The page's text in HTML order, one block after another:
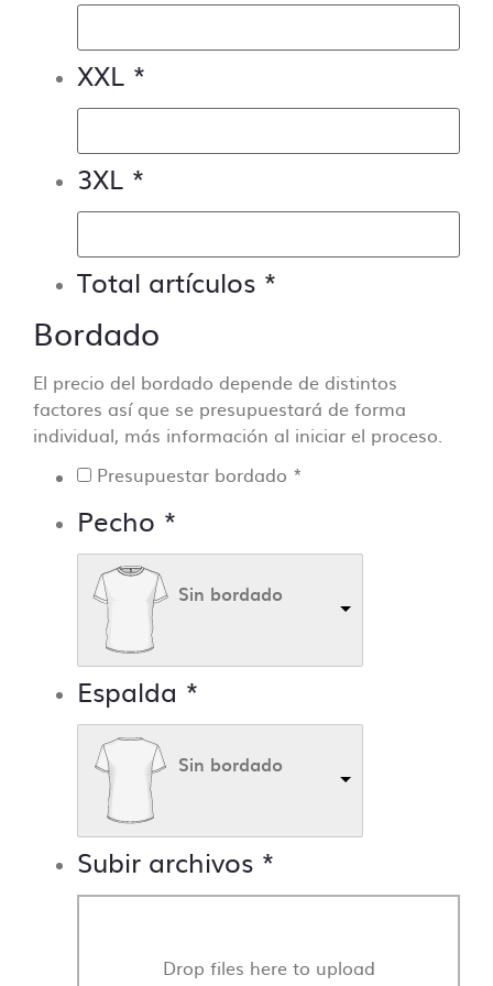
XXL *
3XL *
Total artículos *
Bordado
El precio del bordado depende de distintos
factores así que se presupuestará de forma
individual, más información al iniciar el proceso.
Presupuestar bordado *
Pecho *
Sin bordado
Espalda *
Sin bordado
Subir archivos *
Drop files here to upload